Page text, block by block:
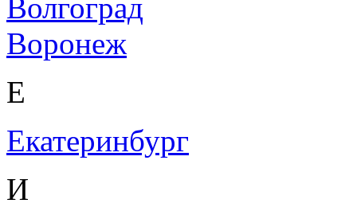
Волгоград
Воронеж
Е
Екатеринбург
И